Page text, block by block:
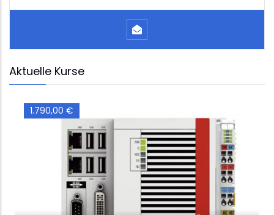
Aktuelle Kurse
1.790,00 €